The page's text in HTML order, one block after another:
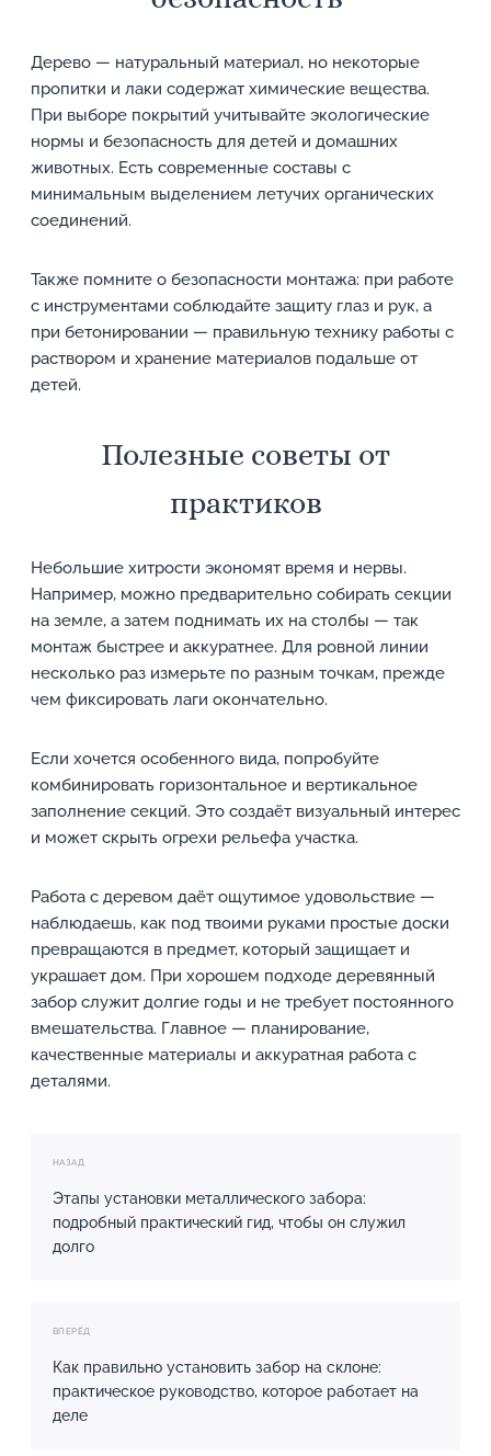
Дерево — натуральный материал, но некоторые
пропитки и лаки содержат химические вещества.
При выборе покрытий учитывайте экологические
нормы и безопасность для детей и домашних
животных. Есть современные составы с
минимальным выделением летучих органических
соединений.
Также помните о безопасности монтажа: при работе
с инструментами соблюдайте защиту глаз и рук, а
при бетонировании — правильную технику работы с
раствором и хранение материалов подальше от
детей.
Полезные советы от
практиков
Небольшие хитрости экономят время и нервы.
Например, можно предварительно собирать секции
на земле, а затем поднимать их на столбы — так
монтаж быстрее и аккуратнее. Для ровной линии
несколько раз измерьте по разным точкам, прежде
чем фиксировать лаги окончательно.
Если хочется особенного вида, попробуйте
комбинировать горизонтальное и вертикальное
заполнение секций. Это создаёт визуальный интерес
и может скрыть огрехи рельефа участка.
Работа с деревом даёт ощутимое удовольствие —
наблюдаешь, как под твоими руками простые доски
превращаются в предмет, который защищает и
украшает дом. При хорошем подходе деревянный
забор служит долгие годы и не требует постоянного
вмешательства. Главное — планирование,
качественные материалы и аккуратная работа с
деталями.
НАЗАД
Этапы установки металлического забора:
подробный практический гид, чтобы он служил
долго
ВПЕРЁД
Как правильно установить забор на склоне:
практическое руководство, которое работает на
деле